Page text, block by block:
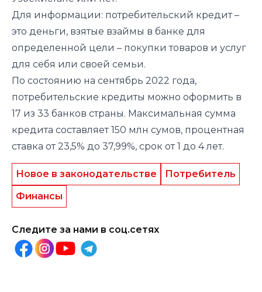
Для информации: потребительский кредит –
это деньги, взятые взаймы в банке для
определенной цели – покупки товаров и услуг
для себя или своей семьи.
По состоянию на сентябрь 2022 года,
потребительские кредиты можно оформить в
17 из 33 банков страны. Максимальная сумма
кредита составляет 150 млн сумов, процентная
ставка от 23,5% до 37,99%, срок от 1 до 4 лет.
Новое в законодательстве
Потребитель
Финансы
Следите за нами в соц.сетях